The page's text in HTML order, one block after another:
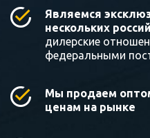
Являемся
нескольких
дилерские
федеральными
Мы продаем
ценам на рынке